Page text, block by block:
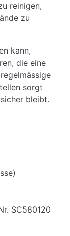
reinigen,
zu
kann,
die eine
sorgt
bleibt.
SC580120